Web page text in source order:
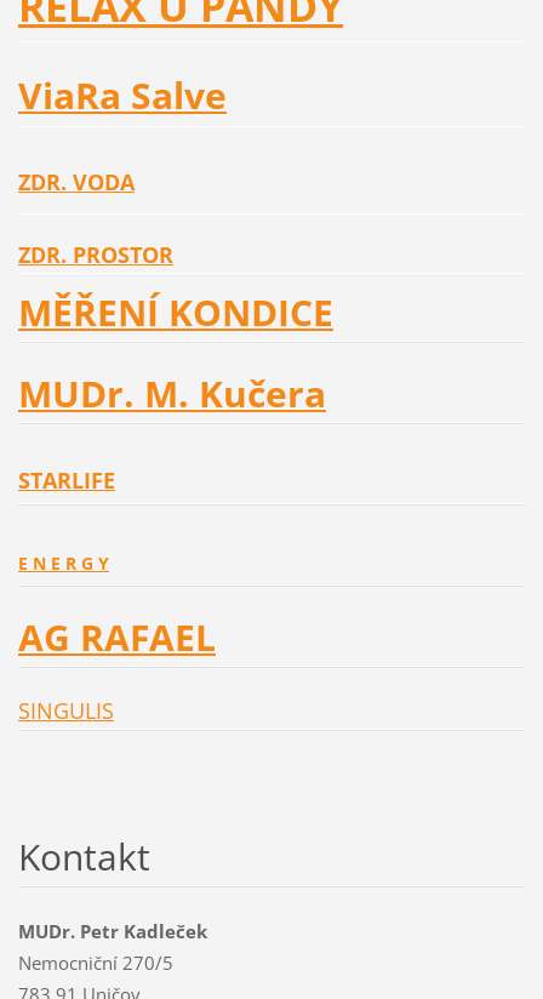
ViaRa Salve
ZDR. VODA
ZDR. PROSTOR
MĚŘENÍ KONDICE
MUDr. M. Kučera
STARLIFE
E N E R G Y
AG RAFAEL
SINGULIS
Kontakt
MUDr. Petr Kadleček
Nemocniční 270/5
783 91 Uničov